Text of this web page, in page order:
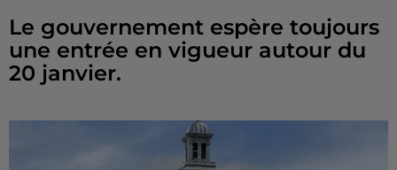
Le gouvernement espère toujours
une entrée en vigueur autour du
20 janvier.